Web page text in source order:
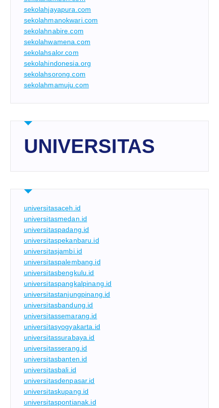
sekolahjayapura.com
sekolahmanokwari.com
sekolahnabire.com
sekolahwamena.com
sekolahsalor.com
sekolahindonesia.org
sekolahsorong.com
sekolahmamuju.com
UNIVERSITAS
universitasaceh.id
universitasmedan.id
universitaspadang.id
universitaspekanbaru.id
universitasjambi.id
universitaspalembang.id
universitasbengkulu.id
universitaspangkalpinang.id
universitastanjungpinang.id
universitasbandung.id
universitassemarang.id
universitasyogyakarta.id
universitassurabaya.id
universitasserang.id
universitasbanten.id
universitasbali.id
universitasdenpasar.id
universitaskupang.id
universitaspontianak.id